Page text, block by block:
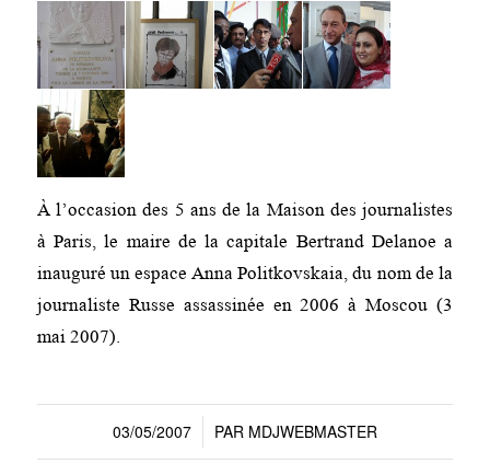
À l’occasion des 5 ans de la Maison des journalistes
à Paris, le maire de la capitale Bertrand Delanoe a
inauguré un espace Anna Politkovskaia, du nom de la
journaliste Russe assassinée en 2006 à Moscou (3
mai 2007).
03/05/2007
/ PAR MDJWEBMASTER